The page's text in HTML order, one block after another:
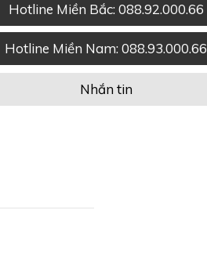
Hotline Miền Bắc: 088.92.000.66
Hotline Miền Nam: 088.93.000.66
Nhắn tin